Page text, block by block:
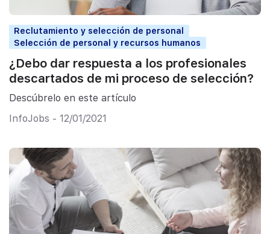
Reclutamiento y selección de personal
Selección de personal y recursos humanos
¿Debo dar respuesta a los profesionales
descartados de mi proceso de selección?
Descúbrelo en este artículo
InfoJobs - 12/01/2021